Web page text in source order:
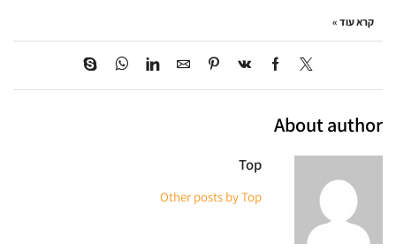
קרא עוד »
About author
Top
Other posts by Top